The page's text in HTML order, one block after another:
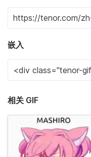
嵌入
相关 GIF